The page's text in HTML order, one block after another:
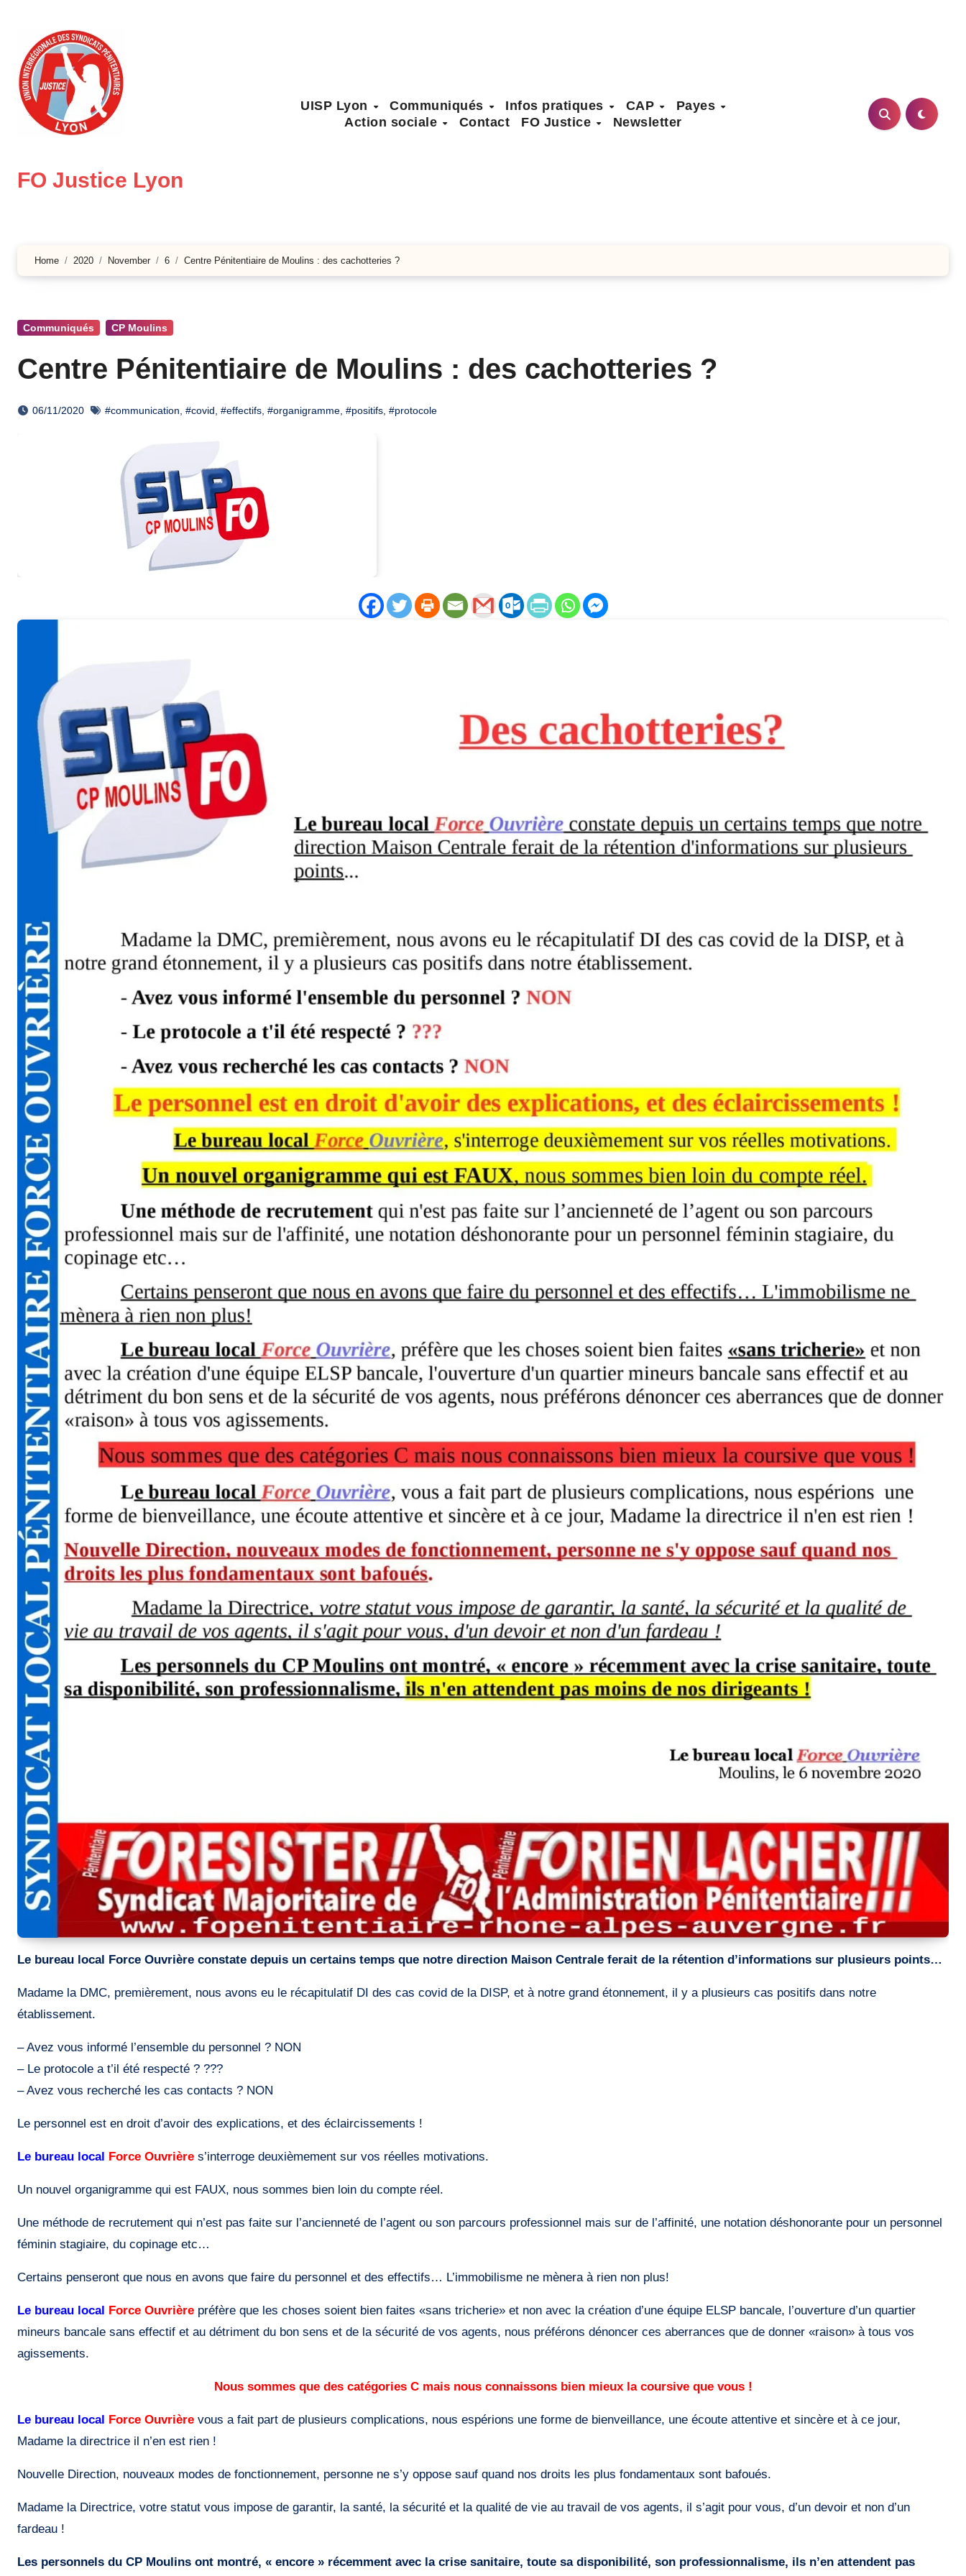
content
FO Justice Lyon
UISP Lyon Communiqués Infos pratiques CAP
Payes
Action sociale
Contact FO Justice Newsletter
Home 2020 November 6 Centre Pénitentiaire de Moulins : des cachotteries ?
Communiqués CP Moulins
Centre Pénitentiaire de Moulins : des cachotteries ?
06/11/2020 #communication #covid #effectifs #organigramme #positifs #protocole
Le bureau local Force Ouvrière constate depuis un certains temps que notre direction Maison Centrale ferait de la rétention d’informations sur plusieurs points…
Madame la DMC, premièrement, nous avons eu le récapitulatif DI des cas covid de la DISP, et à notre grand étonnement, il y a plusieurs cas positifs dans notre
établissement.
– Avez vous informé l’ensemble du personnel ? NON
– Le protocole a t’il été respecté ? ???
– Avez vous recherché les cas contacts ? NON
Le personnel est en droit d’avoir des explications, et des éclaircissements !
Le bureau local Force Ouvrière s’interroge deuxièmement sur vos réelles motivations.
Un nouvel organigramme qui est FAUX, nous sommes bien loin du compte réel.
Une méthode de recrutement qui n’est pas faite sur l’ancienneté de l’agent ou son parcours professionnel mais sur de l’affinité, une notation déshonorante pour un personnel
féminin stagiaire, du copinage etc…
Certains penseront que nous en avons que faire du personnel et des effectifs… L’immobilisme ne mènera à rien non plus!
Le bureau local Force Ouvrière préfère que les choses soient bien faites «sans tricherie» et non avec la création d’une équipe ELSP bancale, l’ouverture d’un quartier
mineurs bancale sans effectif et au détriment du bon sens et de la sécurité de vos agents, nous préférons dénoncer ces aberrances que de donner «raison» à tous vos
agissements.
Nous sommes que des catégories C mais nous connaissons bien mieux la coursive que vous !
Le bureau local Force Ouvrière vous a fait part de plusieurs complications, nous espérions une forme de bienveillance, une écoute attentive et sincère et à ce jour,
Madame la directrice il n’en est rien !
Nouvelle Direction, nouveaux modes de fonctionnement, personne ne s’y oppose sauf quand nos droits les plus fondamentaux sont bafoués.
Madame la Directrice, votre statut vous impose de garantir, la santé, la sécurité et la qualité de vie au travail de vos agents, il s’agit pour vous, d’un devoir et non d’un
fardeau !
Les personnels du CP Moulins ont montré, « encore » récemment avec la crise sanitaire, toute sa disponibilité, son professionnalisme, ils n’en attendent pas